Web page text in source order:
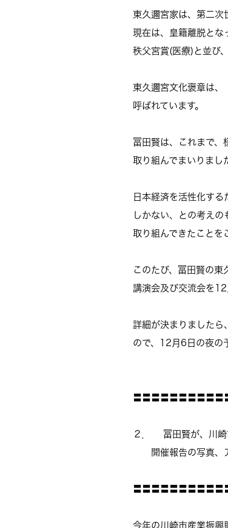
東久邇宮家は、第二次
現在は、皇籍離脱とな
秩父宮賞(医療)と並び
東久邇宮文化褒章は、
呼ばれています。
冨田賢は、これまで、
取り組んでまいりまし
日本経済を活性化す
しかない、との考え
取り組んできたことを
このたび、冨田賢の東
講演会及び交流会を12
詳細が決まりましたら
ので、12月6日の夜の
〓〓〓〓〓〓〓〓〓
２． 冨田賢が、川崎
開催報告の写真、ア
〓〓〓〓〓〓〓〓〓
今年の川崎市産業振興